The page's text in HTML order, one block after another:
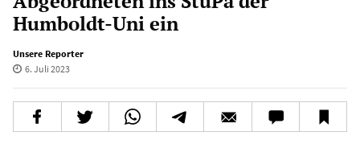
Humboldt-Uni ein
Unsere Reporter
6. Juli 2023